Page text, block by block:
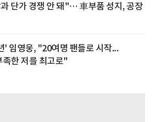
단가 경쟁 안 돼"… 車부품 성지, 공장
' 임영웅, "20여명 팬들로 시작...
족한 저를 최고로"